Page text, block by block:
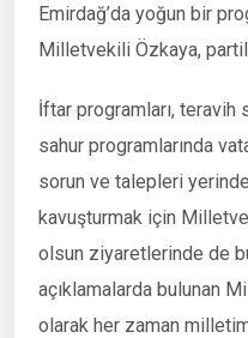
Emirdağ’da yoğun bir
Milletvekili Özkaya,
İftar programları, teravih
sahur programlarında
sorun ve talepleri
kavuşturmak için
olsun ziyaretlerinde de
açıklamalarda bulunan
olarak her zaman